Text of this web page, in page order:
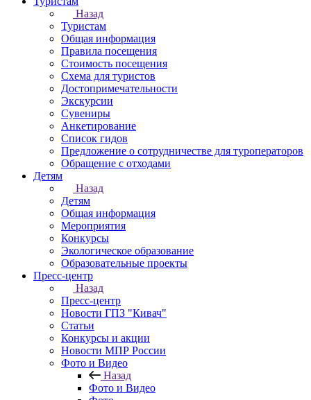
Назад
Туристам
Общая информация
Правила посещения
Стоимость посещения
Схема для туристов
Достопримечательности
Экскурсии
Сувениры
Анкетирование
Список гидов
Предложение о сотрудничестве для туроператоров
Обращение с отходами
Детям
Назад
Детям
Общая информация
Мероприятия
Конкурсы
Экологическое образование
Образовательные проекты
Пресс-центр
Назад
Пресс-центр
Новости ГПЗ "Кивач"
Статьи
Конкурсы и акции
Новости МПР России
Фото и Видео
Назад
Фото и Видео